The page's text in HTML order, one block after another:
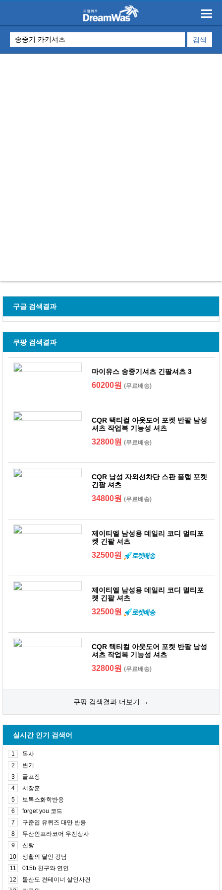
구글 검색결과
쿠팡 검색결과
마이유스 송중기셔츠 긴팔셔츠 3
60200원(무료배송)
CQR 택티컬 아웃도어 포켓 반팔 남성
셔츠 작업복 기능성 셔츠
32800원(무료배송)
CQR 남성 자외선차단 스판 플랩 포켓
긴팔 셔츠
34800원(무료배송)
제이티엘 남성용 데일리 코디 멀티포
켓 긴팔 셔츠
32500원
제이티엘 남성용 데일리 코디 멀티포
켓 긴팔 셔츠
32500원
CQR 택티컬 아웃도어 포켓 반팔 남성
셔츠 작업복 기능성 셔츠
32800원(무료배송)
쿠팡 검색결과 더보기 →
실시간 인기 검색어
1
독사
2
변기
3
골프장
4
서장훈
5
보톡스화학반응
6
forget you 코드
7
구준엽 유퀴즈 대만 반응
8
두산인프라코어 우진상사
9
신랑
10
생활의 달인 강남
11
015b 친구와 연인
12
돌산도 컨테이너 살인사건